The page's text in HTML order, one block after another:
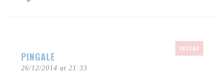
PINGALE
26/12/2014 at 21:33
VASTAA